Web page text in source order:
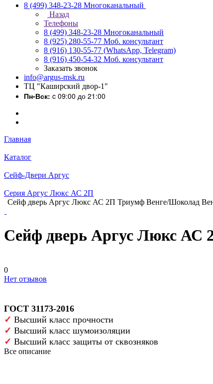
8 (499) 348-23-28 Многоканальный
Назад
Телефоны
8 (499) 348-23-28 Многоканальный
8 (925) 280-55-77 Моб. консультант
8 (916) 130-55-77 (WhatsApp, Telegram)
8 (916) 450-54-32 Моб. консультант
Заказать звонок
info@argus-msk.ru
ТЦ "Каширский двор-1"
Пн-Вск: c 09:00 до 21:00
Главная
Каталог
Сейф-Двери Аргус
Серия Аргус Люкс АС 2П
Сейф дверь Аргус Люкс АС 2П Триумф Венге/Шоколад
Сейф дверь Аргус Люкс АС
0
Нет отзывов
ГОСТ 31173-2016
✓ Высший класс прочности
✓ Высший класс шумоизоляции
✓ Высший класс защиты от сквозняков
Все описание